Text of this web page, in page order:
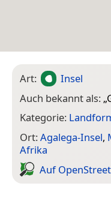
Art:
Insel
Auch bekannt als: „
Kategorie:
Ort:Agalega-Insel,
Afrika
Auf